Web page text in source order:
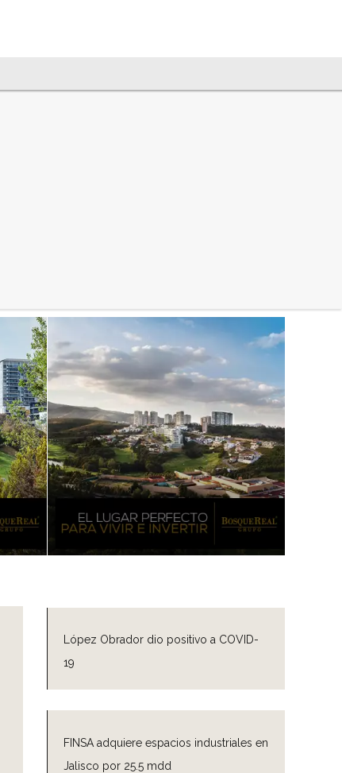
López Obrador dio positivo a COVID-
19
FINSA adquiere espacios industriales en
Jalisco por 25.5 mdd